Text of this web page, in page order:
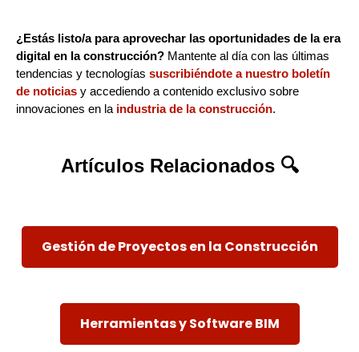
¿Estás listo/a para aprovechar las oportunidades de la era
digital en la construcción? Mantente al día con las últimas
tendencias y tecnologías suscribiéndote a nuestro boletín
de noticias y accediendo a contenido exclusivo sobre
innovaciones en la industria de la construcción.
Artículos Relacionados 🔍
Gestión de Proyectos en la Construcción
Herramientas y Software BIM